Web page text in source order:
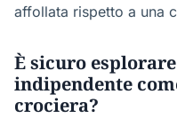
affollata rispetto a una
È sicuro
indipendente
crociera?